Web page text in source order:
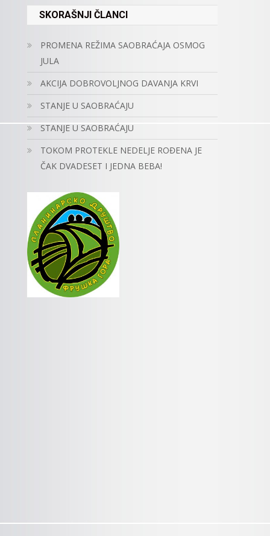
SKORAŠNJI ČLANCI
PROMENA REŽIMA SAOBRAĆAJA OSMOG
JULA
AKCIJA DOBROVOLJNOG DAVANJA KRVI
STANJE U SAOBRAĆAJU
STANJE U SAOBRAĆAJU
TOKOM PROTEKLE NEDELJE ROĐENA JE
ČAK DVADESET I JEDNA BEBA!